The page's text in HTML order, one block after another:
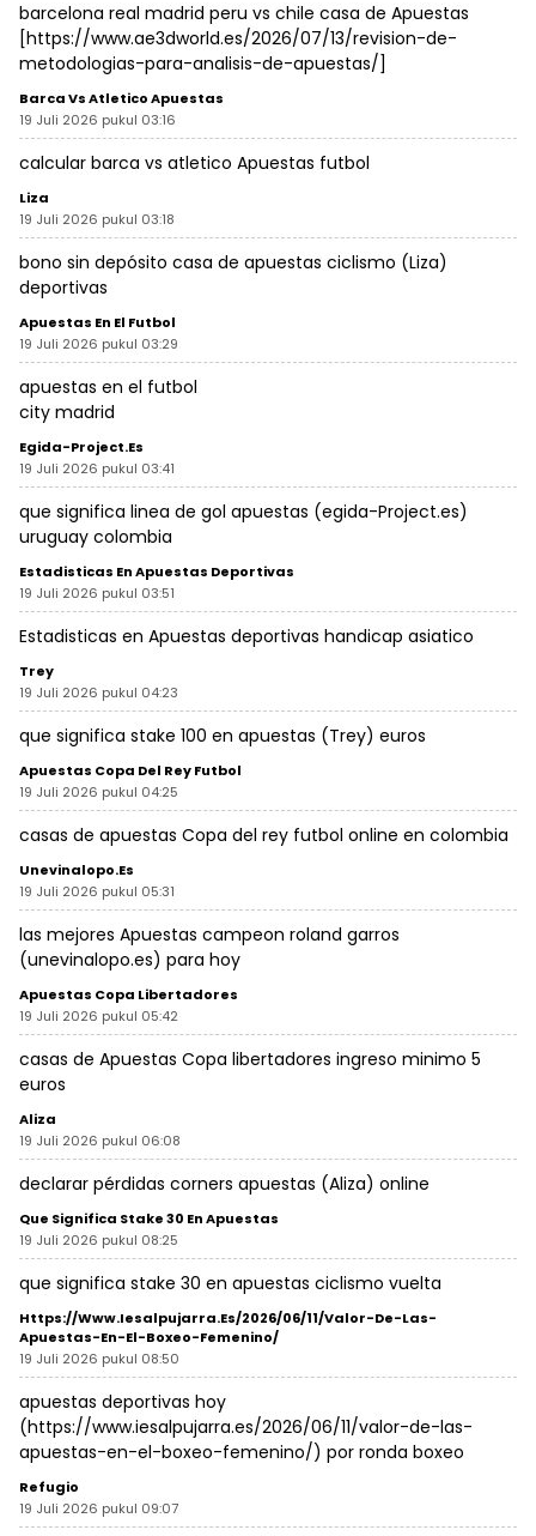
barcelona real madrid peru vs chile casa de Apuestas
[https://www.ae3dworld.es/2026/07/13/revision-de-
metodologias-para-analisis-de-apuestas/]
Barca Vs Atletico Apuestas
19 Juli 2026 pukul 03:16
calcular barca vs atletico Apuestas futbol
Liza
19 Juli 2026 pukul 03:18
bono sin depósito casa de apuestas ciclismo (Liza)
deportivas
Apuestas En El Futbol
19 Juli 2026 pukul 03:29
apuestas en el futbol
city madrid
Egida-Project.es
19 Juli 2026 pukul 03:41
que significa linea de gol apuestas (egida-Project.es)
uruguay colombia
Estadisticas En Apuestas Deportivas
19 Juli 2026 pukul 03:51
Estadisticas en Apuestas deportivas handicap asiatico
Trey
19 Juli 2026 pukul 04:23
que significa stake 100 en apuestas (Trey) euros
Apuestas Copa Del Rey Futbol
19 Juli 2026 pukul 04:25
casas de apuestas Copa del rey futbol online en colombia
Unevinalopo.es
19 Juli 2026 pukul 05:31
las mejores Apuestas campeon roland garros
(unevinalopo.es) para hoy
Apuestas Copa Libertadores
19 Juli 2026 pukul 05:42
casas de Apuestas Copa libertadores ingreso minimo 5
euros
Aliza
19 Juli 2026 pukul 06:08
declarar pérdidas corners apuestas (Aliza) online
Que Significa Stake 30 En Apuestas
19 Juli 2026 pukul 08:25
que significa stake 30 en apuestas ciclismo vuelta
Https://www.iesalpujarra.es/2026/06/11/valor-De-Las-
Apuestas-En-El-Boxeo-Femenino/
19 Juli 2026 pukul 08:50
apuestas deportivas hoy
(https://www.iesalpujarra.es/2026/06/11/valor-de-las-
apuestas-en-el-boxeo-femenino/) por ronda boxeo
Refugio
19 Juli 2026 pukul 09:07